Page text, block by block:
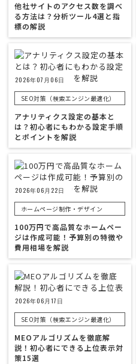
他社サイトのアクセス数を調べ
る方法は？分析ツール4選と指
標の解説
2026年07月06日
SEO対策（検索エンジン最適化）
アナリティクス設定の基本と
は？初心者にもわかる設定手順
とポイントを解説
2026年06月22日
ホームページ制作・デザイン
100万円で高品質なホームペー
ジは作成可能！予算別の特徴や
費用相場を解説
2026年06月17日
SEO対策（検索エンジン最適化）
MEOアルゴリズムを徹底解
説！初心者にできる上位表示対
策15選